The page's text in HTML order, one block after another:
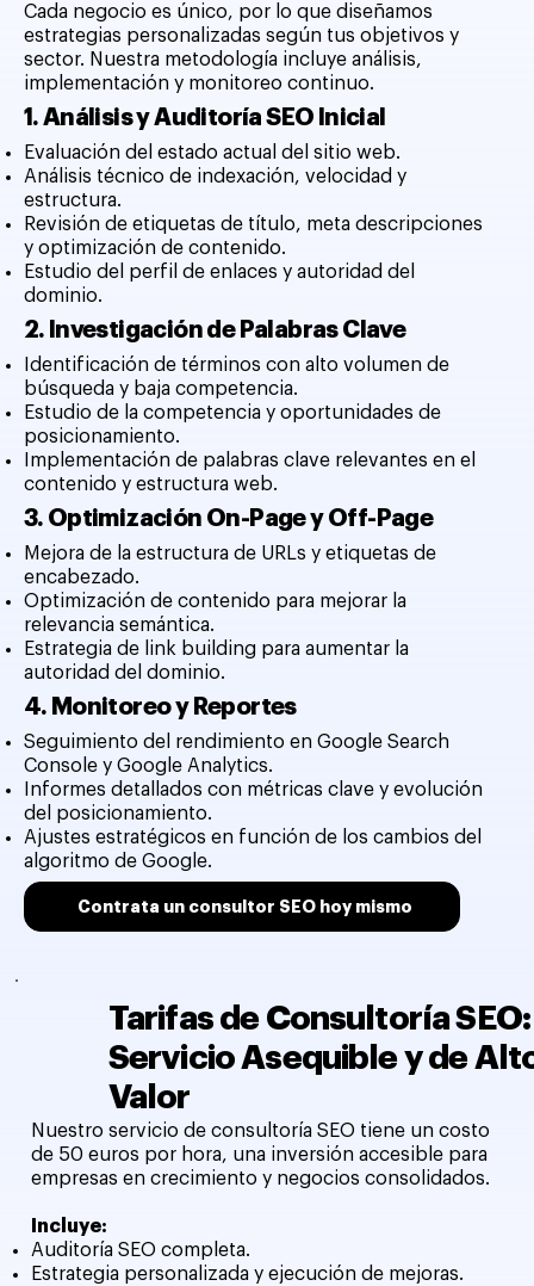
Cada negocio es único, por lo que diseñamos
estrategias personalizadas según tus objetivos y
sector. Nuestra metodología incluye análisis,
implementación y monitoreo continuo.
1. Análisis y Auditoría SEO Inicial
Evaluación del estado actual del sitio web.
Análisis técnico de indexación, velocidad y
estructura.
Revisión de etiquetas de título, meta descripciones
y optimización de contenido.
Estudio del perfil de enlaces y autoridad del
dominio.
2. Investigación de Palabras Clave
Identificación de términos con alto volumen de
búsqueda y baja competencia.
Estudio de la competencia y oportunidades de
posicionamiento.
Implementación de palabras clave relevantes en el
contenido y estructura web.
3. Optimización On-Page y Off-Page
Mejora de la estructura de URLs y etiquetas de
encabezado.
Optimización de contenido para mejorar la
relevancia semántica.
Estrategia de link building para aumentar la
autoridad del dominio.
4. Monitoreo y Reportes
Seguimiento del rendimiento en Google Search
Console y Google Analytics.
Informes detallados con métricas clave y evolución
del posicionamiento.
Ajustes estratégicos en función de los cambios del
algoritmo de Google.
Contrata un consultor SEO hoy mismo
Tarifas de Consultoría SEO:
Servicio Asequible y de
Valor
Nuestro servicio de consultoría SEO tiene un costo
de 50 euros por hora, una inversión accesible para
empresas en crecimiento y negocios consolidados.
Incluye:
Auditoría SEO completa.
Estrategia personalizada y ejecución de mejoras.